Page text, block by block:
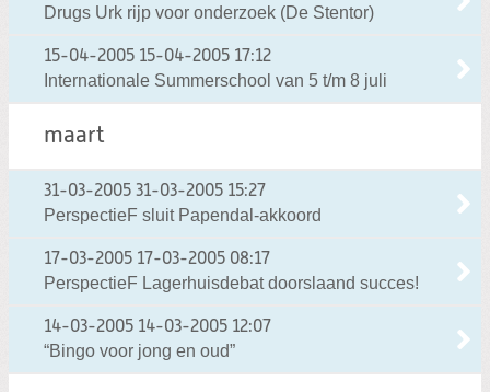
Drugs Urk rijp voor onderzoek (De Stentor)
15-04-2005 15-04-2005 17:12
Internationale Summerschool van 5 t/m 8 juli
maart
31-03-2005 31-03-2005 15:27
PerspectieF sluit Papendal-akkoord
17-03-2005 17-03-2005 08:17
PerspectieF Lagerhuisdebat doorslaand succes!
14-03-2005 14-03-2005 12:07
“Bingo voor jong en oud”